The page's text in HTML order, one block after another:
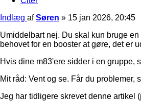
Indlæg afSøren » 15 jan 2026, 20:45
Umiddelbart nej. Du skal kun bruge
behovet for en booster at gøre, det er
Hvis dine m83'ere sidder i en gruppe,
Mit råd: Vent og se. Får du problemer,
Jeg har tidligere skrevet denne artikel